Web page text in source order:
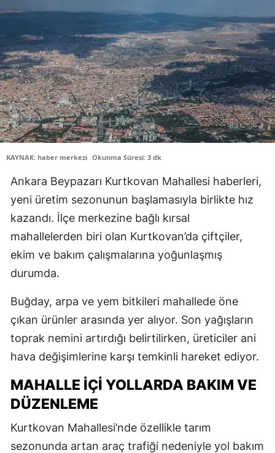
KAYNAK: haber merkezi Okunma Süresi: 3 dk
Ankara Beypazarı Kurtkovan Mahallesi haberleri,
yeni üretim sezonunun başlamasıyla birlikte hız
kazandı. İlçe merkezine bağlı kırsal
mahallelerden biri olan Kurtkovan’da çiftçiler,
ekim ve bakım çalışmalarına yoğunlaşmış
durumda.
Buğday, arpa ve yem bitkileri mahallede öne
çıkan ürünler arasında yer alıyor. Son yağışların
toprak nemini artırdığı belirtilirken, üreticiler ani
hava değişimlerine karşı temkinli hareket ediyor.
MAHALLE İÇI YOLLARDA BAKIM VE
DÜZENLEME
Kurtkovan Mahallesi’nde özellikle tarım
sezonunda artan araç trafiği nedeniyle yol bakım